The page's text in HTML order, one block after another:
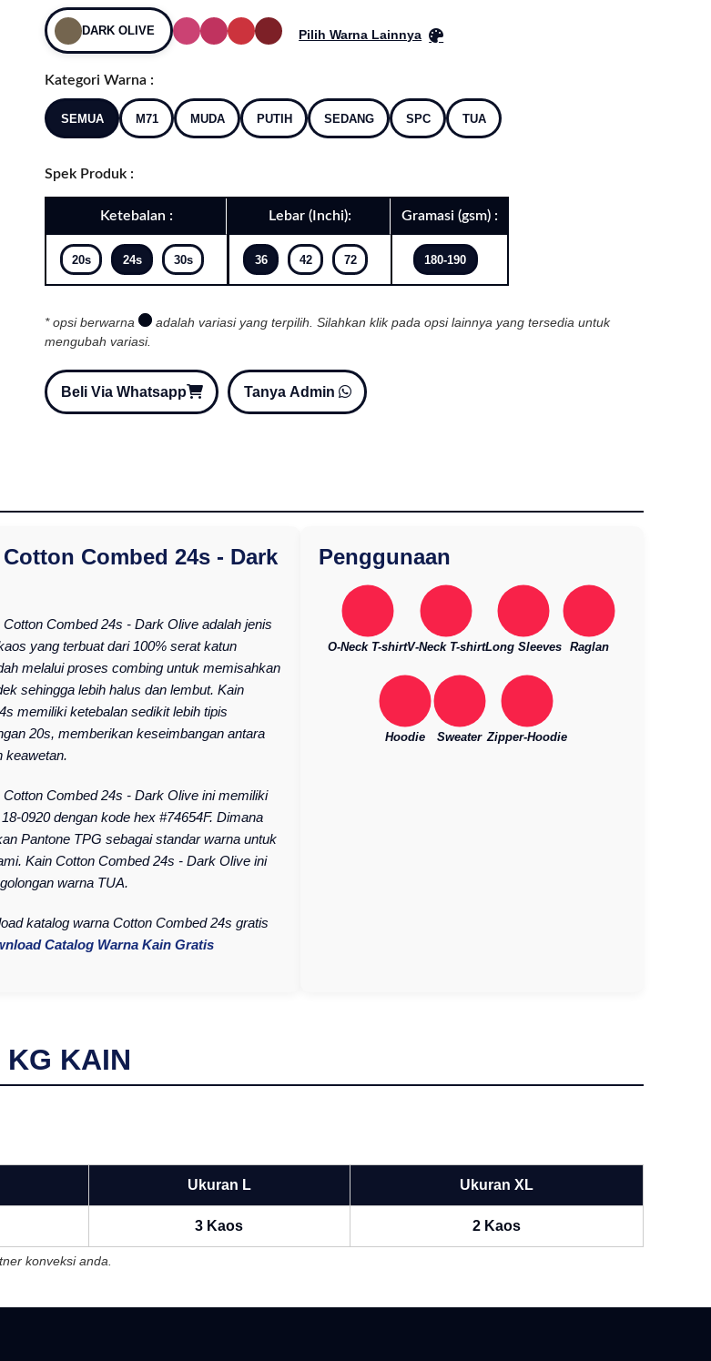
DARK OLIVE Pilih Warna Lainnya
Kategori Warna :
SEMUA M71 MUDA PUTIH SEDANG SPC TUA
Spek Produk :
Ketebalan :
20s 24s 30s
Lebar (Inchi):
36 42 72
Gramasi (gsm) :
180-190
* opsi berwarna
adalah variasi yang terpilih. Silahkan klik pada opsi lainnya yang tersedia untuk
mengubah variasi.
Beli Via Whatsapp Tanya Admin
Combed 24s - Dark
Combed 24s - Dark Olive adalah jenis
yang terbuat dari 100% serat katun
melalui proses combing untuk memisahkan
sehingga lebih halus dan lembut. Kain
memiliki ketebalan sedikit lebih tipis
20s, memberikan keseimbangan antara
keawetan.
Combed 24s - Dark Olive ini memiliki
0920 dengan kode hex #74654F. Dimana
Pantone TPG sebagai standar warna untuk
Kain Cotton Combed 24s - Dark Olive ini
warna TUA.
katalog warna Cotton Combed 24s gratis
Catalog Warna Kain Gratis
Penggunaan
O-Neck T-shirtV-Neck T-shirtLong Sleeves Raglan
Hoodie Sweater Zipper-Hoodie
KG KAIN
Ukuran L Ukuran XL
3 Kaos 2 Kaos
konveksi anda.